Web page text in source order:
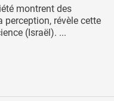
montrent des
révèle cette
(Israël). ...